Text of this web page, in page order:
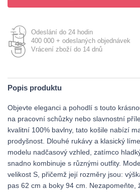
Odeslání do 24 hodin
400 000 + odeslaných objednávek
Vrácení zboží do 14 dnů
Popis produktu
Objevte eleganci a pohodlí s touto
na pracovní schůzky nebo slavnostní
kvalitní 100% bavlny, tato košile nabízí
prodyšnost. Dlouhé rukávy a klasický
modelu nadčasový vzhled, zatímco
snadno kombinuje s různými outfity.
velikost S, přičemž její rozměry jsou:
pas 62 cm a boky 94 cm. Nezapomeňte,